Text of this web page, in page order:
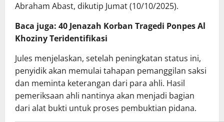
Abraham Abast, dikutip Jumat (10/10/2025).
Baca juga: 40 Jenazah Korban Tragedi Ponpes Al
Khoziny Teridentifikasi
Jules menjelaskan, setelah peningkatan status ini,
penyidik akan memulai tahapan pemanggilan saksi
dan meminta keterangan dari para ahli. Hasil
pemeriksaan ahli nantinya akan menjadi bagian
dari alat bukti untuk proses pembuktian pidana.